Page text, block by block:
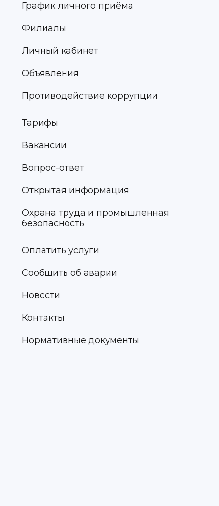
График личного приёма
Филиалы
Личный кабинет
Объявления
Противодействие коррупции
Тарифы
Вакансии
Вопрос-ответ
Открытая информация
Охрана труда и промышленная
безопасность
Оплатить услуги
Сообщить об аварии
Новости
Контакты
Нормативные документы